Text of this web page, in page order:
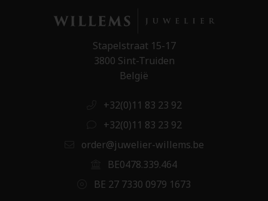
Stapelstraat 15-17
3800 Sint-Truiden
België
+32(0)11 83 23 92
+32(0)11 83 23 92
order@juwelier-willems.be
BE0478.339.464
BE 27 7330 0979 1673